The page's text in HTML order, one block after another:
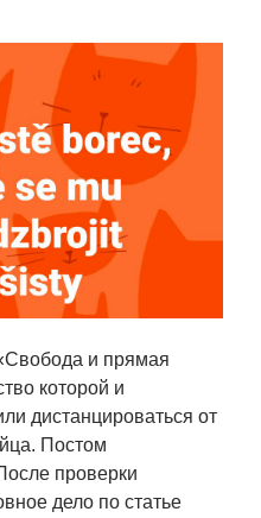
и прямая
которой и
дистанцироваться от
Постом
проверки
дело по статье